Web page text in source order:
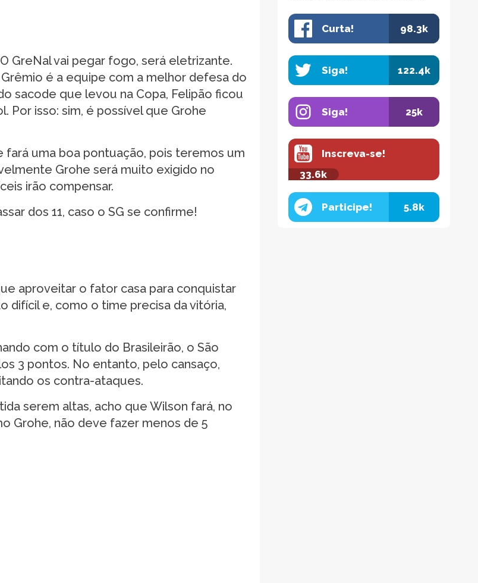
GreNal vai pegar fogo, será eletrizante.
é a equipe com a melhor defesa do
sacode que levou na Copa, Felipão ficou
isso: sim, é possível que Grohe
uma boa pontuação, pois teremos um
Grohe será muito exigido no
irão compensar.
dos 11, caso o SG se confirme!
aproveitar o fator casa para conquistar
difícil e, como o time precisa da vitória,
com o título do Brasileirão, o São
3 pontos. No entanto, pelo cansaço,
os contra-ataques.
serem altas, acho que Wilson fará, no
Grohe, não deve fazer menos de 5
Curta! 98.3k
Siga! 122.4k
Siga! 25k
Inscreva-se!
33.6k
Participe! 5.8k